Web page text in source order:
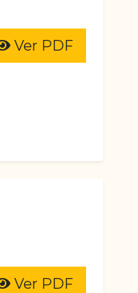
Ver PDF
Ver PDF